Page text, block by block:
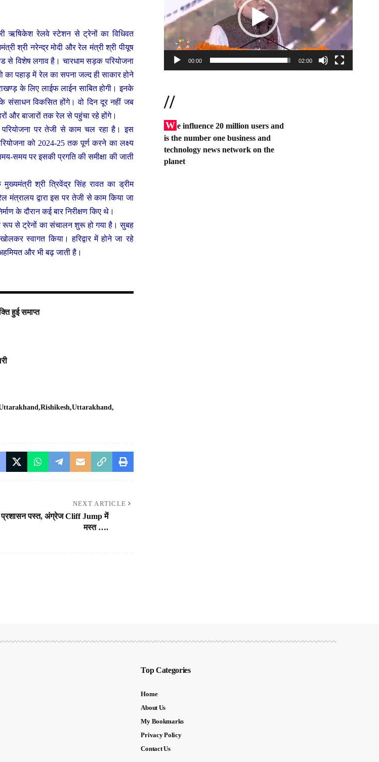
ऋषिकेश रेलवे स्टेशन से ट्रेनों का विधिवत
श्री नरेन्द्र मोदी और रेल मंत्री श्री पीयूष
से विशेष लगाव है। चारधाम सड़क परियोजना
पहाड़ में रेल का सपना जल्द ही साकार होने
के लिए लाईफ लाईन साबित होगी। इनके
संसाधन विकसित होंगे। वो दिन दूर नहीं जब
और बाजारों तक रेल से पहुंचा रहे होंगे।
पर तेजी से काम चल रहा है। इस
को 2024-25 तक पूर्ण करने का लक्ष्य
समय पर इसकी प्रगति की समीक्षा की जाती
श्री त्रिवेंद्र सिंह रावत का ड्रीम
मंत्रालय द्वारा इस पर तेजी से काम किया जा
के दौरान कई बार निरीक्षण किए थे।
रूप से ट्रेनों का संचालन शुरू हो गया है। सुबह
स्वागत किया। हरिद्वार में होने जा रहे
और भी बढ़ जाती है।
हुई समाप्त
Rishikesh Uttarakhand
NEXT ARTICLE
पस्त, अंग्रेज Cliff Jump में
मस्त ….
00:00 02:00
//
W e influence 20 million users and
is the number one business and
technology news network on the
planet
Top Categories
Home
About Us
My Bookmarks
Privacy Policy
Contact Us